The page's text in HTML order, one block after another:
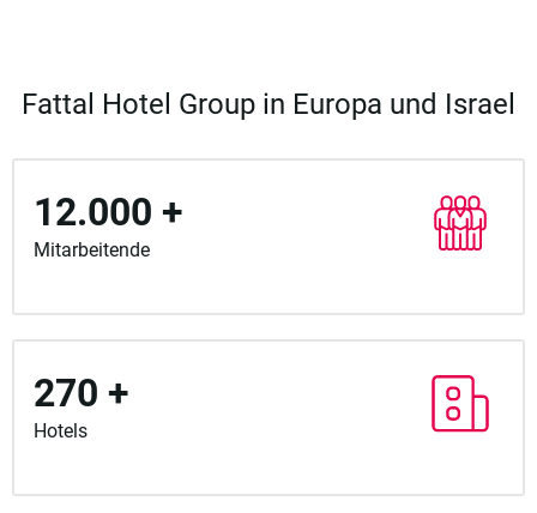
Fattal Hotel Group in Europa und Israel
12.000 +
Mitarbeitende
270 +
Hotels